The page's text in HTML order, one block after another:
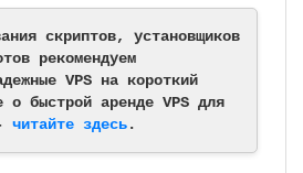
скриптов, установщиков
рекомендуем
VPS на короткий
о быстрой аренде VPS для
читайте здесь.